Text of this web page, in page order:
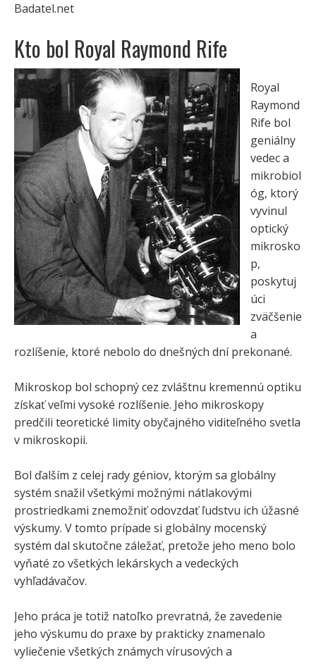
Badatel.net
Kto bol Royal Raymond Rife
Royal
Raymond
Rife bol
geniálny
vedec a
mikrobiol
óg, ktorý
vyvinul
optický
mikrosko
p,
poskytuj
úci
zväčšenie
a
rozlíšenie, ktoré nebolo do dnešných dní prekonané.
Mikroskop bol schopný cez zvláštnu kremennú optiku
získať veľmi vysoké rozlíšenie. Jeho mikroskopy
predčili teoretické limity obyčajného viditeľného svetla
v mikroskopii.
Bol ďalším z celej rady géniov, ktorým sa globálny
systém snažil všetkými možnými nátlakovými
prostriedkami znemožniť odovzdať ľudstvu ich úžasné
výskumy. V tomto prípade si globálny mocenský
systém dal skutočne záležať, pretože jeho meno bolo
vyňaté zo všetkých lekárskych a vedeckých
vyhľadávačov.
Jeho práca je totiž natoľko prevratná, že zavedenie
jeho výskumu do praxe by prakticky znamenalo
vyliečenie všetkých známych vírusových a